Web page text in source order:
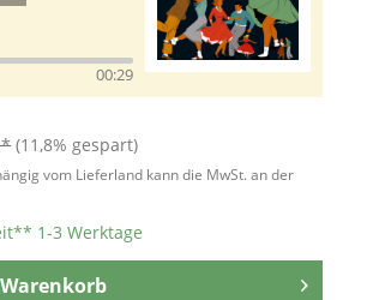
00:29
* (11,8% gespart)
vom Lieferland kann die MwSt. an der
1-3 Werktage
Warenkorb